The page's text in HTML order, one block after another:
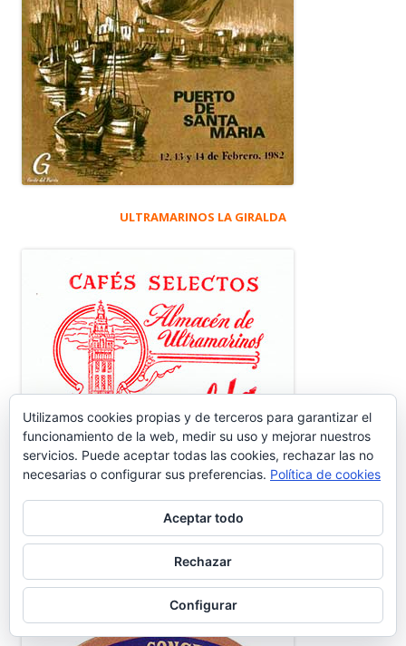
ULTRAMARINOS LA GIRALDA
FÁBRICA DE CONSERVAS SUR
Utilizamos cookies propias y de terceros para garantizar el
funcionamiento de la web, medir su uso y mejorar nuestros
servicios. Puede aceptar todas las cookies, rechazar las no
necesarias o configurar sus preferencias. Política de cookies
Aceptar todo
Rechazar
Configurar